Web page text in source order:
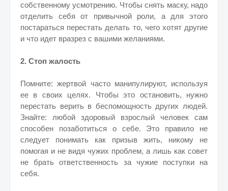
собственному усмотрению. Чтобы снять маску, надо
отделить себя от привычной роли, а для этого
постараться перестать делать то, чего хотят другие
и что идет вразрез с вашими желаниями.
2. Стоп жалость
Помните: жертвой часто манипулируют, используя
ее в своих целях. Чтобы это остановить, нужно
перестать верить в беспомощность других людей.
Знайте: любой здоровый взрослый человек сам
способен позаботиться о себе. Это правило не
следует понимать как призыв жить, никому не
помогая и не видя чужих проблем, а лишь как совет
не брать ответственность за чужие поступки на
себя.